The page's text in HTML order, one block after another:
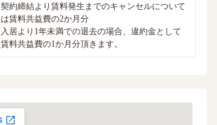
契約締結より賃料発生までのキャンセルについて
は賃料共益費の2か月分
入居より1年未満での退去の場合、違約金として
賃料共益費の1か月分頂きます。